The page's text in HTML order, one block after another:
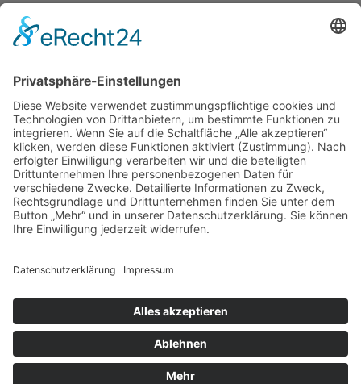
Informationen über den Umgang mit deinen persönlichen Daten
sind in der Datenschutzerklärung enthalten.
Foren-Übersicht
Alle Zeiten sindUTC+02:00
Alle Cookies löschen
Powered byphpBB® Forum Software © phpBB Limited
Deutsche Übersetzung durchphpBB.de
Datenschutz |Nutzungsbedingungen
Time: 0.021s| Peak Memory Usage: 10.13 MiB | GZIP: Off